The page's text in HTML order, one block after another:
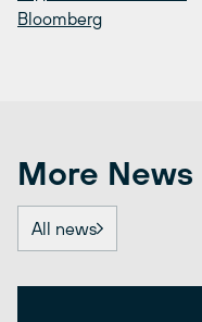
Bloomberg
More News
All news